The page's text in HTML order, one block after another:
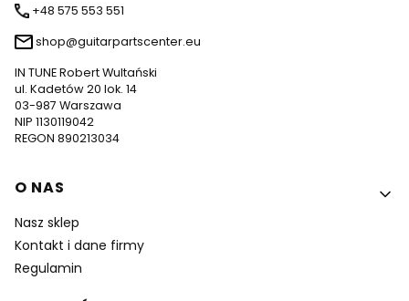
+48 575 553 551
shop@guitarpartscenter.eu
IN TUNE Robert Wultański
ul. Kadetów 20 lok. 14
03-987 Warszawa
NIP 1130119042
REGON 890213034
Linki w stopce
O NAS
Nasz sklep
Kontakt i dane firmy
Regulamin